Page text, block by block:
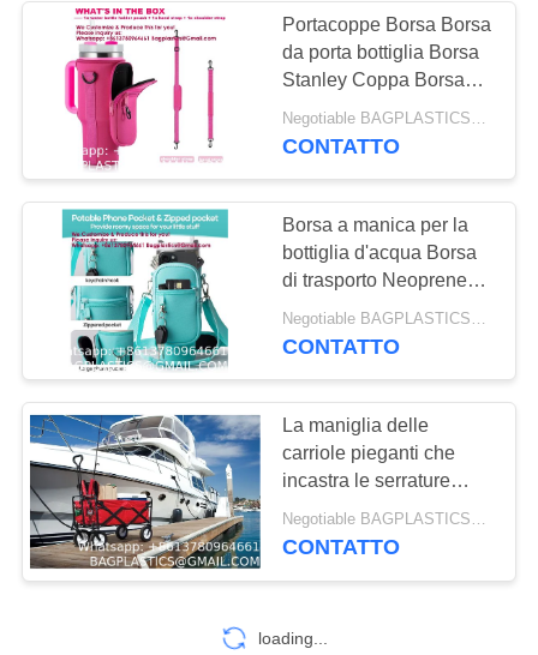
MANUFACTURING
Prodotti per CANI E
GATTI Forniture
BAGEASE
MANUFACTURING
55
PRODOTTI IN
MOVIMENTO
FORNITURE
BAGEASE
MANUFACTURING
45
Prodotti sportivi
59
Portacoppe Borsa Borsa
da porta bottiglia Borsa
Stanley Coppa Borsa
Stanley Coppa Manica
Stanley Coppa
Coppa Accessori
CONTATTO
Borsa a manica per la
bottiglia d'acqua Borsa
di trasporto Neoprene
isolato Porta tazze
Neoprene Porta tazze
Negotiable BAGPLASTICS@YAHOO.COM MOQ:1 PRODOTTI-SUPPLIES.COM
CONTATTO
La maniglia delle
carriole pieganti che
incastra le serrature
regolabili ed estende
permette il trasporto che
Negotiable BAGPLASTICS@YAHOO.COM MOQ:1000pieces Skype: mydearneil
CONTATTO
loading...